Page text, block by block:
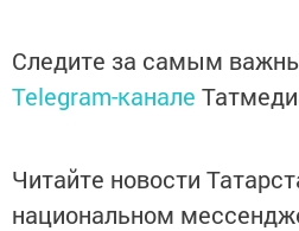
Следите за самым
Telegram-канале
Читайте новости
национальном